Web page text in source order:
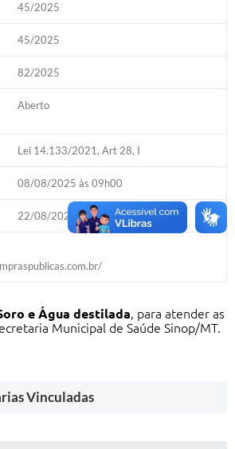
45/2025
45/2025
82/2025
Aberto
Lei 14.133/2021, Art 28, I
08/08/2025 às 09h00
22/08/2025 às 09h00
e Água destilada, para atender as
Municipal de Saúde Sinop/MT.
Vinculadas